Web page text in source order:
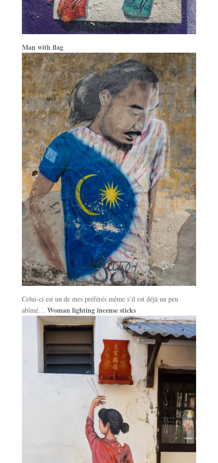
Man with flag
Celui-ci est un de mes préférés même s’il est déjà un peu
abîmé… Woman lighting incense sticks